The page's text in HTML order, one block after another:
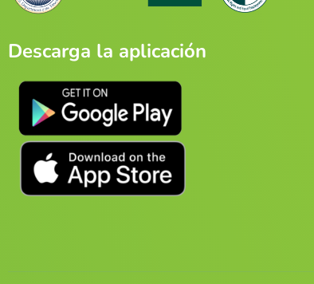
Descarga la aplicación